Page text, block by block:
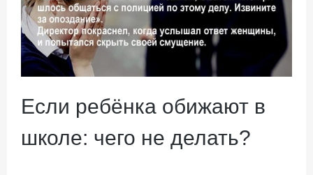
Если ребёнка обижают в
школе: чего не делать?